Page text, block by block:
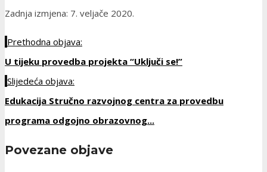
Zadnja izmjena: 7. veljače 2020.
Prethodna objava:
U tijeku provedba projekta “Uključi se!”
Slijedeća objava:
Edukacija Stručno razvojnog centra za provedbu
programa odgojno obrazovnog...
Povezane objave